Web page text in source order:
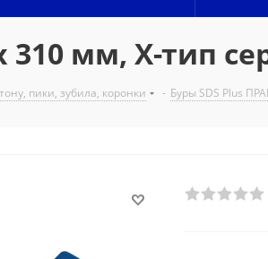
310 мм, Х-тип
пики, зубила, коронки - Буры SDS Plus